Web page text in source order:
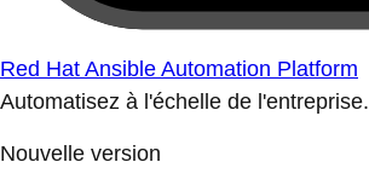
Red Hat Ansible Automation Platform
Automatisez à l'échelle de l'entreprise.
Nouvelle version